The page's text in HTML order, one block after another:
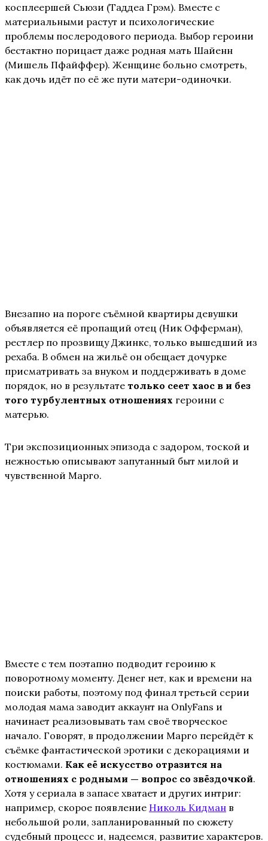
косплеершей Сьюзи (Таддеа Грэм). Вместе с
материальными растут и психологические
проблемы послеродового периода. Выбор героини
бестактно порицает даже родная мать Шайенн
(Мишель Пфайффер). Женщине больно смотреть,
как дочь идёт по её же пути матери-одиночки.
Внезапно на пороге съёмной квартиры девушки
объявляется её пропащий отец (Ник Офферман),
рестлер по прозвищу Джинкс, только вышедший из
рехаба. В обмен на жильё он обещает дочурке
присматривать за внуком и поддерживать в доме
порядок, но в результате только сеет хаос в и без
того турбулентных отношениях героини с
матерью.
Три экспозиционных эпизода с задором, тоской и
нежностью описывают запутанный быт милой и
чувственной Марго.
Вместе с тем поэтапно подводит героиню к
поворотному моменту. Денег нет, как и времени на
поиски работы, поэтому под финал третьей серии
молодая мама заводит аккаунт на OnlyFans и
начинает реализовывать там своё творческое
начало. Говорят, в продолжении Марго перейдёт к
съёмке фантастической эротики с декорациями и
костюмами. Как её искусство отразится на
отношениях с родными — вопрос со звёздочкой.
Хотя у сериала в запасе хватает и других интриг:
например, скорое появление Николь Кидман в
небольшой роли, запланированный по сюжету
судебный процесс и, надеемся, развитие характеров.